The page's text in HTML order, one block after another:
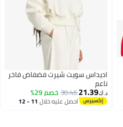
9
اديداس سويت شيرت فضفاض فاخر
ناعم
د.ك‏21.39
30.46خصم 29%
احصل عليه خلال 11 - 12